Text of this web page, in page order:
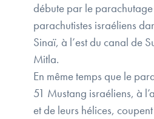
débute par le
parachutistes israéliens
Sinaï, à l’est du canal de
Mitla.
En même temps que le
51 Mustang israéliens, à
et de leurs hélices,